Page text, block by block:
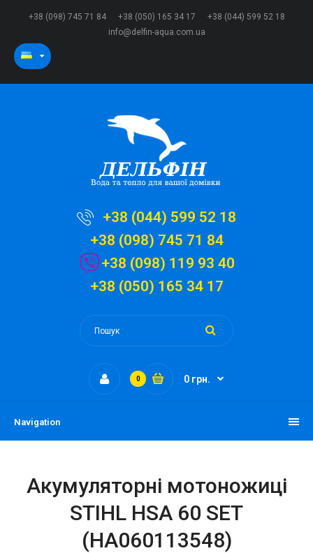
+38 (098) 745 71 84 +38 (050) 165 34 17
+38 (044) 599 52 18
info@delfin-aqua.com.ua
+38 (044) 599 52 18
+38 (098) 745 71 84
+38 (098) 119 93 40
+38 (050) 165 34 17
0 0 грн.
Navigation
Акумуляторні мотоножиці
STIHL HSA 60 SET
(HA060113548)